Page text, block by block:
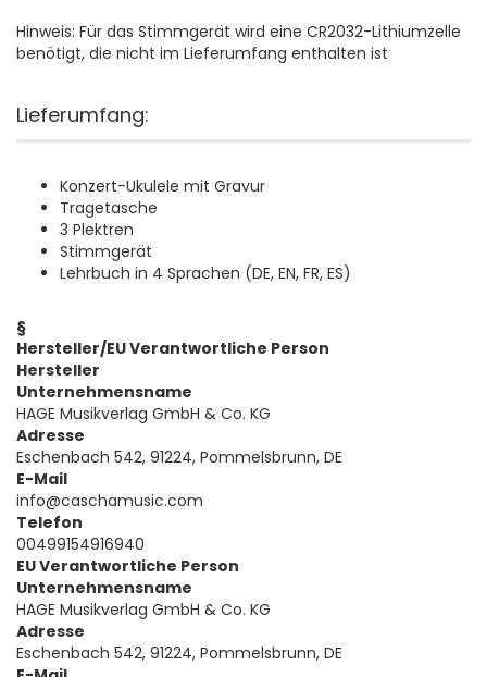
Hinweis: Für das Stimmgerät wird eine CR2032-Lithiumzelle
benötigt, die nicht im Lieferumfang enthalten ist
Lieferumfang:
Konzert-Ukulele mit Gravur
Tragetasche
3 Plektren
Stimmgerät
Lehrbuch in 4 Sprachen (DE, EN, FR, ES)
§
Hersteller/EU Verantwortliche Person
Hersteller
Unternehmensname
HAGE Musikverlag GmbH & Co. KG
Adresse
Eschenbach 542, 91224, Pommelsbrunn, DE
E-Mail
info@caschamusic.com
Telefon
00499154916940
EU Verantwortliche Person
Unternehmensname
HAGE Musikverlag GmbH & Co. KG
Adresse
Eschenbach 542, 91224, Pommelsbrunn, DE